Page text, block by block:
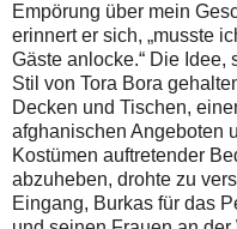
Empörung über mein
erinnert er sich, „musste
Gäste anlocke.“ Die
Stil von Tora Bora
Decken und Tischen,
afghanischen Angeboten
Kostümen auftretender
abzuheben, drohte zu
Eingang, Burkas für das